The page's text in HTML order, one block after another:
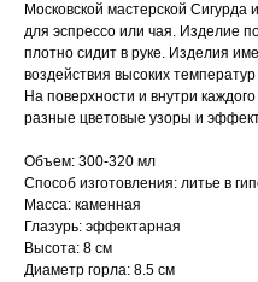
Московской мастерской
для эспрессо или чая. Изделие
плотно сидит в руке. Изделия
воздействия высоких
На поверхности и внутри
разные цветовые узоры и
Объем: 300-320 мл
Способ изготовления: литье в
Масса: каменная
Глазурь: эффектарная
Высота: 8 см
Диаметр горла: 8.5 см